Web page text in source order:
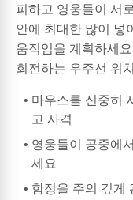
피하고 영웅들이 서
안에 최대한 많이 넣
움직임을 계획하세
회전하는 우주선 위
마우스를 신중히
고 사격
영웅들이 공중에
세요
함정을 주의 깊게